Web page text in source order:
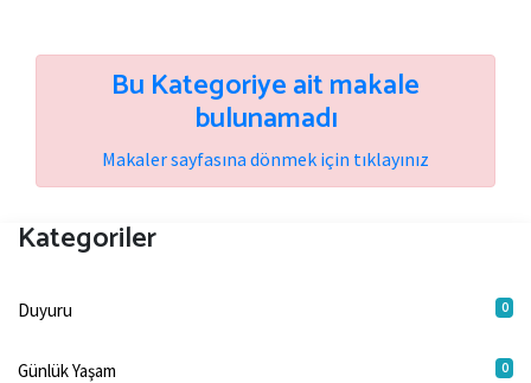
Bu Kategoriye ait makale
bulunamadı
Makaler sayfasına dönmek için tıklayınız
Kategoriler
Duyuru 0
Günlük Yaşam 0